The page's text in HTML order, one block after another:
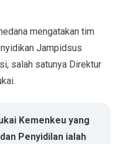
mengatakan tim
Jampidsus
salah satunya Direktur
Kemenkeu yang
Penyidilan ialah